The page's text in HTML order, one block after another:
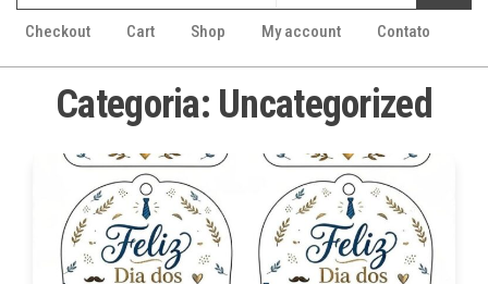
Checkout Cart Shop My account Contato
Categoria: Uncategorized